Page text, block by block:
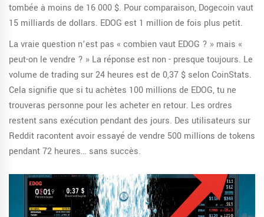
tombée à moins de 16 000 $. Pour comparaison, Dogecoin vaut
15 milliards de dollars. EDOG est 1 million de fois plus petit.
La vraie question n’est pas « combien vaut EDOG ? » mais «
peut-on le vendre ? » La réponse est non - presque toujours. Le
volume de trading sur 24 heures est de 0,37 $ selon CoinStats.
Cela signifie que si tu achètes 100 millions de EDOG, tu ne
trouveras personne pour les acheter en retour. Les ordres
restent sans exécution pendant des jours. Des utilisateurs sur
Reddit racontent avoir essayé de vendre 500 millions de tokens
pendant 72 heures… sans succès.